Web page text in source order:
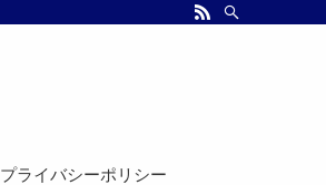
プライバシーポリシー